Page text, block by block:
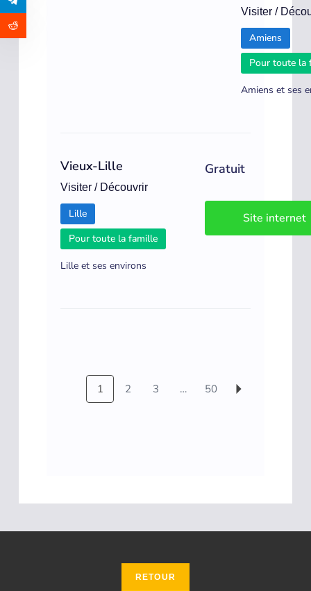
Visiter /
Amiens
Pour toute la
Amiens et ses
Vieux-Lille
Visiter / Découvrir
Lille
Pour toute la famille
Lille et ses environs
Gratuit
Site internet
1 2 3 … 50